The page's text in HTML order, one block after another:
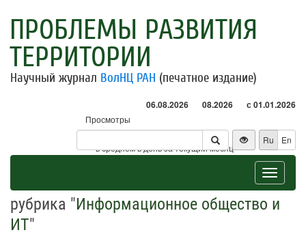
ПРОБЛЕМЫ РАЗВИТИЯ
ТЕРРИТОРИИ
Научный журнал ВолНЦ РАН (печатное издание)
06.08.2026 08.2026 с 01.01.2026
Просмотры
Посетители
* - в среднем в день за текущий месяц
Ru En
Toggle
рубрика "Информационное общество и
ИТ"